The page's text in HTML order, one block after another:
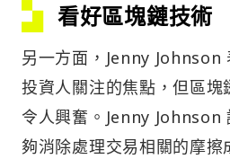
看好區塊鏈技術
另一方面，Jenny Johnson
投資人關注的焦點，但區塊
令人興奮。Jenny Johnson
夠消除處理交易相關的摩